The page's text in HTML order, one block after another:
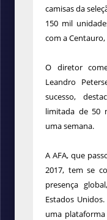
camisas da
150 mil
com a
O diretor
Leandro
sucesso,
limitada de 50
uma semana.
A AFA, que
2017, tem se
presença
Estados
uma